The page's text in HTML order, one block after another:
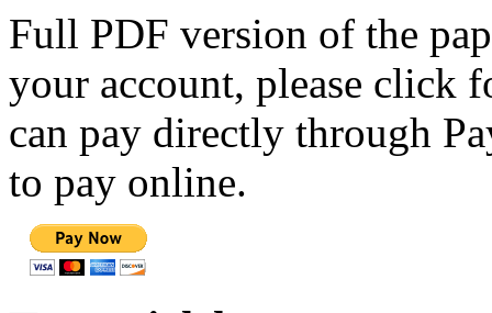
Full PDF version of the
your account, please click
can pay directly through
to pay online.